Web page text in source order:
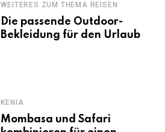
WEITERES ZUM THEMA REISEN
Die passende Outdoor-
Bekleidung für den Urlaub
KENIA
Mombasa und Safari